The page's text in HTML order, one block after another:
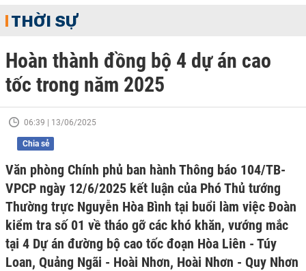
THỜI SỰ
Hoàn thành đồng bộ 4 dự án cao
tốc trong năm 2025
06:39 | 13/06/2025
Chia sẻ
Văn phòng Chính phủ ban hành Thông báo 104/TB-
VPCP ngày 12/6/2025 kết luận của Phó Thủ tướng
Thường trực Nguyễn Hòa Bình tại buổi làm việc Đoàn
kiểm tra số 01 về tháo gỡ các khó khăn, vướng mắc
tại 4 Dự án đường bộ cao tốc đoạn Hòa Liên - Túy
Loan, Quảng Ngãi - Hoài Nhơn, Hoài Nhơn - Quy Nhơn